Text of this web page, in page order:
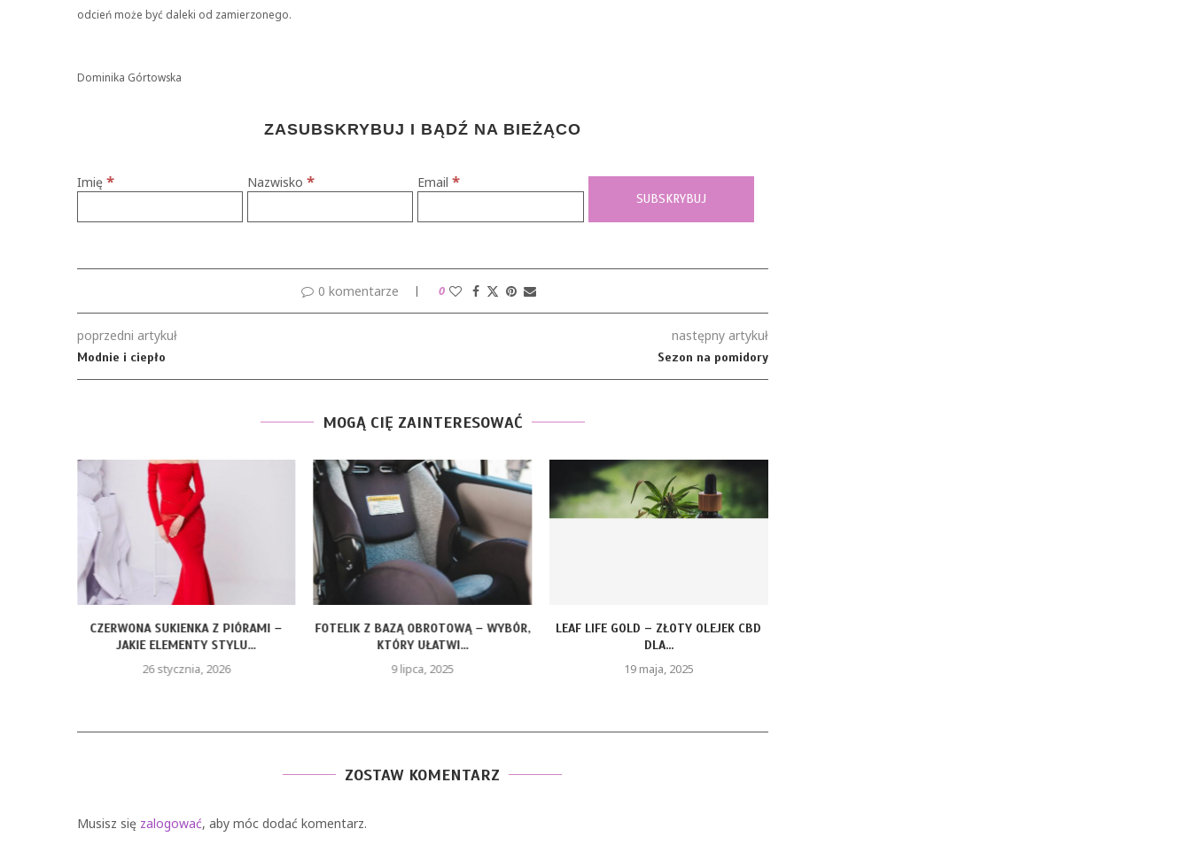
odcień może być daleki od zamierzonego.
Dominika Górtowska
ZASUBSKRYBUJ I BĄDŹ NA BIEŻĄCO
Imię * Nazwisko* Email*
0 komentarze 0
poprzedni artykuł
Modnie i ciepło
następny artykuł
Sezon na pomidory
MOGĄ CIĘ ZAINTERESOWAĆ
CZERWONA SUKIENKA Z PIÓRAMI –
JAKIE ELEMENTY STYLU...
26 stycznia, 2026
FOTELIK Z BAZĄ OBROTOWĄ – WYBÓR,
KTÓRY UŁATWI...
9 lipca, 2025
LEAF LIFE GOLD – ZŁOTY OLEJEK CBD
DLA...
19 maja, 2025
ZOSTAW KOMENTARZ
Musisz się zalogować, aby móc dodać komentarz.